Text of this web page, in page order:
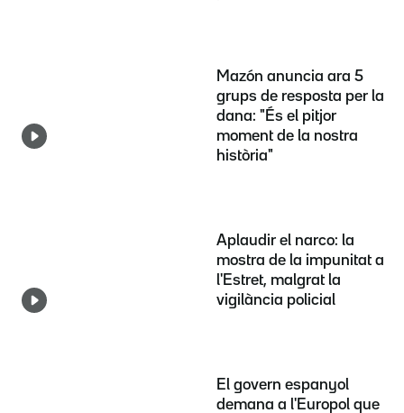
Mazón anuncia ara 5
grups de resposta per la
dana: "És el pitjor
moment de la nostra
història"
Aplaudir el narco: la
mostra de la impunitat a
l'Estret, malgrat la
vigilància policial
El govern espanyol
demana a l'Europol que